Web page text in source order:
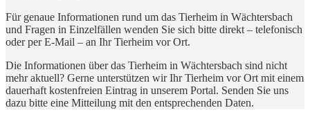
Für genaue Informationen rund um das Tierheim in Wächtersbach
und Fragen in Einzelfällen wenden Sie sich bitte direkt – telefonisch
oder per E-Mail – an Ihr Tierheim vor Ort.
Die Informationen über das Tierheim in Wächtersbach sind nicht
mehr aktuell? Gerne unterstützen wir Ihr Tierheim vor Ort mit einem
dauerhaft kostenfreien Eintrag in unserem Portal. Senden Sie uns
dazu bitte eine Mitteilung mit den entsprechenden Daten.